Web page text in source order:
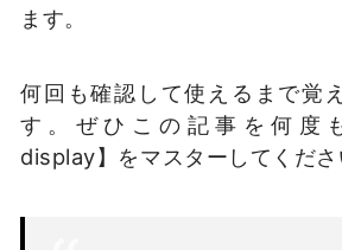
ます。
何回も確認して使えるまで覚
す。ぜひこの記事を何度
display】をマスターしてくださ